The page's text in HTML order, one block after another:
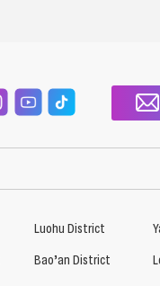
Luohu District
Bao’an District